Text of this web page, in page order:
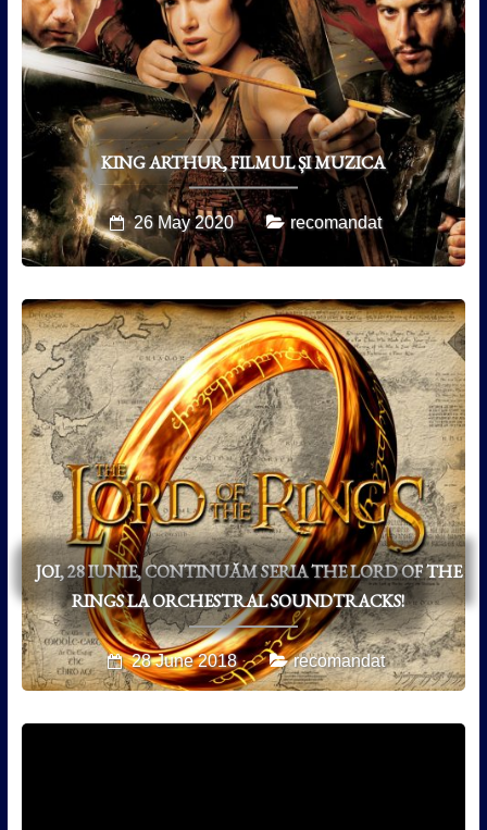
KING ARTHUR, FILMUL ȘI MUZICA
26 May 2020 recomandat
JOI, 28 IUNIE, CONTINUĂM SERIA THE LORD OF THE
RINGS LA ORCHESTRAL SOUNDTRACKS!
28 June 2018 recomandat